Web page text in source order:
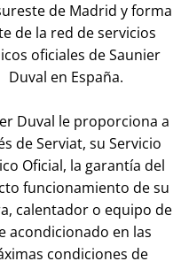
de Madrid y forma
de la red de servicios
oficiales de Saunier
Duval en España.
Duval le proporciona a
de Serviat, su Servicio
Oficial, la garantía del
funcionamiento de su
calentador o equipo de
acondicionado en las
condiciones de